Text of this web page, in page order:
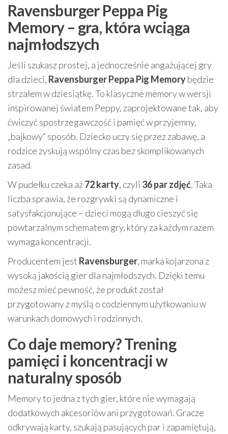
Ravensburger Peppa Pig
Memory – gra, która wciąga
najmłodszych
Jeśli szukasz prostej, a jednocześnie angażującej gry
dla dzieci, Ravensburger Peppa Pig Memorybędzie
strzałem w dziesiątkę. To klasyczne memory w wersji
inspirowanej światem Peppy, zaprojektowane tak, aby
ćwiczyć spostrzegawczość i pamięć w przyjemny,
„bajkowy” sposób. Dziecko uczy się przez zabawę, a
rodzice zyskują wspólny czas bez skomplikowanych
zasad.
W pudełku czeka aż72 karty, czyli 36 par zdjęć. Taka
liczba sprawia, że rozgrywki są dynamiczne i
satysfakcjonujące – dzieci mogą długo cieszyć się
powtarzalnym schematem gry, który za każdym razem
wymaga koncentracji.
Producentem jest Ravensburger, marka kojarzona z
wysoką jakością gier dla najmłodszych. Dzięki temu
możesz mieć pewność, że produkt został
przygotowany z myślą o codziennym użytkowaniu w
warunkach domowych i rodzinnych.
Co daje memory? Trening
pamięci i koncentracji w
naturalny sposób
Memory to jedna z tych gier, które nie wymagają
dodatkowych akcesoriów ani przygotowań. Gracze
odkrywają karty, szukają pasujących par i zapamiętują,